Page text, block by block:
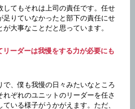
してもそれは上司の責任です。任せ
足りていなかったと部下の責任にせ
大事なことだと思っています。
リーダーは我慢をする力が必要にも
、僕も我慢の日々みたいなところ
ぞれのユニットのリーダーを任さ
いる様子がうかがえます。ただ、